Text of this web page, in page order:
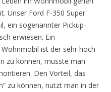
Unser Ford F-350 Super
ein sogenannter Pickup-
erwiesen. Ein
ist der sehr hoch
zu können, musste man
Den Vorteil, das
zu können, nutzt man in der